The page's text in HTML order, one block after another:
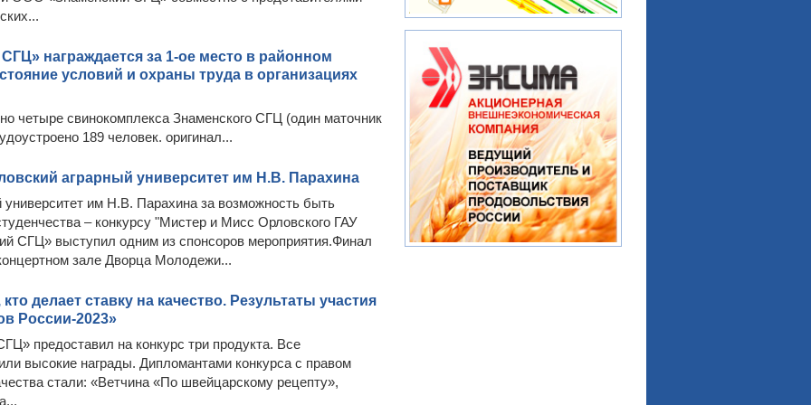
награждается за 1-ое место в районном
условий и охраны труда в организациях
четыре свинокомплекса Знаменского СГЦ (один маточник
189 человек. оригинал...
аграрный университет им Н.В. Парахина
им Н.В. Парахина за возможность быть
– конкурсу "Мистер и Мисс Орловского ГАУ
СГЦ» выступил одним из спонсоров мероприятия.Финал
зале Дворца Молодежи...
делает ставку на качество. Результаты участия
России-2023»
предоставил на конкурс три продукта. Все
высокие награды. Дипломантами конкурса с правом
стали: «Ветчина «По швейцарскому рецепту»,